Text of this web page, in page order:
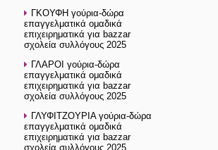
ΓΚΟΥΦΗ γούρια-δώρα
επαγγελματικά ομαδικά
επιχειρηματικά για bazzar
σχολεία συλλόγους 2025
ΓΛΑΡΟΙ γούρια-δώρα
επαγγελματικά ομαδικά
επιχειρηματικά για bazzar
σχολεία συλλόγους 2025
ΓΛΥΦΙΤΖΟΥΡΙA γούρια-δώρα
επαγγελματικά ομαδικά
επιχειρηματικά για bazzar
σχολεία συλλόγους 2025